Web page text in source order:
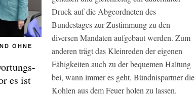
OHNE
es ist
Druck auf die Abgeordneten des
Bundestages zur Zustimmung zu den
diversen Mandaten aufgebaut werden. Zum
anderen trägt das Kleinreden der eigenen
Fähigkeiten auch zu der bequemen Haltung
bei, wann immer es geht, Bündnispartner die
Kohlen aus dem Feuer holen zu lassen.